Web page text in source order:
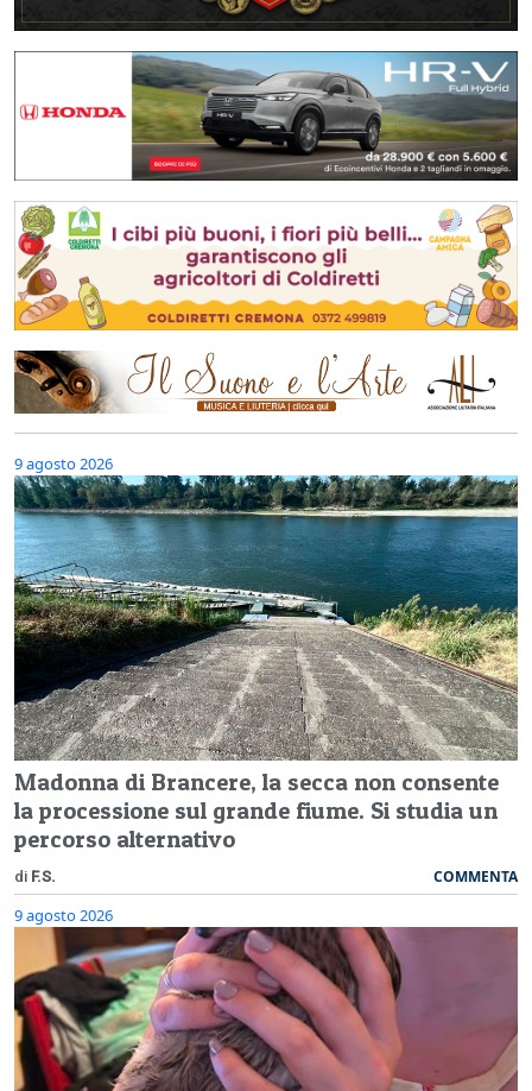
9 agosto 2026
Madonna di Brancere, la secca non consente
la processione sul grande fiume. Si studia un
percorso alternativo
di F.S. COMMENTA
9 agosto 2026